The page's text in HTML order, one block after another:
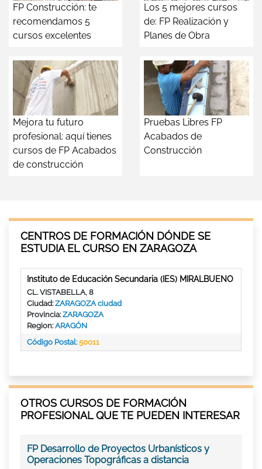
FP Construcción: te
recomendamos 5
cursos excelentes
Los 5 mejores cursos
de: FP Realización y
Planes de Obra
Mejora tu futuro
profesional: aquí tienes
cursos de FP Acabados
de construcción
Pruebas Libres FP
Acabados de
Construcción
CENTROS DE FORMACIÓN DÓNDE SE
ESTUDIA EL CURSO EN ZARAGOZA
Instituto de Educación Secundaria (IES) MIRALBUENO
CL. VISTABELLA, 8
Ciudad:ZARAGOZA ciudad
Provincia:ZARAGOZA
Region:ARAGÓN
Código Postal:50011
OTROS CURSOS DE FORMACIÓN
PROFESIONAL QUE TE PUEDEN INTERESAR
FP Desarrollo de Proyectos Urbanísticos y
Operaciones Topográficas a distancia